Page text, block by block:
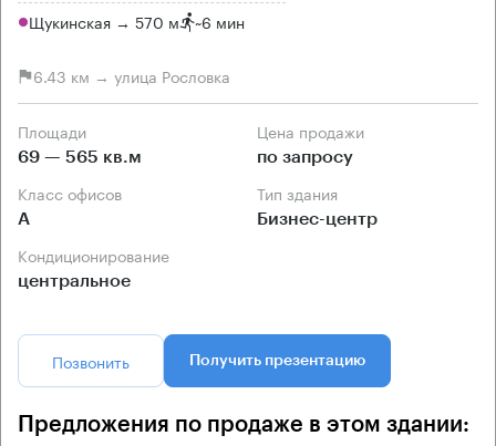
Щукинская → 570 м ~6 мин
6.43 км → улица Рословка
Площади
69 — 565 кв.м
Цена продажи
по запросу
Класс офисов
А
Тип здания
Бизнес-центр
Кондиционирование
центральное
Позвонить Получить презентацию
Предложения по продаже в этом здании: